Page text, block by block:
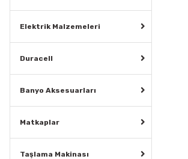
Elektrik Malzemeleri
Duracell
Banyo Aksesuarları
Matkaplar
Taşlama Makinası